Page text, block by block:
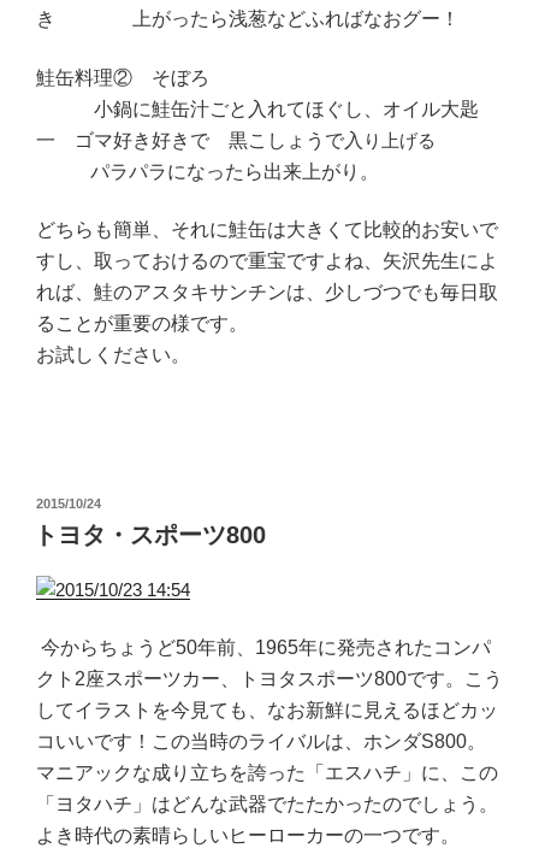
き 上がったら浅葱などふればなおグー！
鮭缶料理② そぼろ
小鍋に鮭缶汁ごと入れてほぐし、オイル大匙
一 ゴマ好き好きで 黒こしょうで入 り上げる
パラパラになったら出来上がり。
どちらも簡単、それに鮭缶は大きくて比較的お安いで
すし、取っておけるので重宝ですよね、矢沢先生によ
れば、鮭のアスタキサンチンは、少しづつでも毎日取
ることが重要の様です。
お試しください。
投
稿
日:
2015/10/24
トヨタ・スポーツ800
今からちょうど50年前、1965年に発売されたコンパ
クト2座スポーツカー、トヨタスポーツ800です。こう
してイラストを今見ても、なお新鮮に見えるほどカッ
コいいです！この当時のライバルは、ホンダS800。
マニアックな成り立ちを誇った「エスハチ」に、この
「ヨタハチ」はどんな武器でたたかったのでしょう。
よき時代の素晴らしいヒーローカーの一つです。